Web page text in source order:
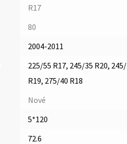
R17
80
2004-2011
225/55 R17, 245/35 R20,
R19, 275/40 R18
Nové
5*120
72.6